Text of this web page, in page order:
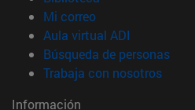
Mi correo(abre en nueva
Aula virtual ADI
Búsqueda de personas
Trabaja con nosotros(abre
Información